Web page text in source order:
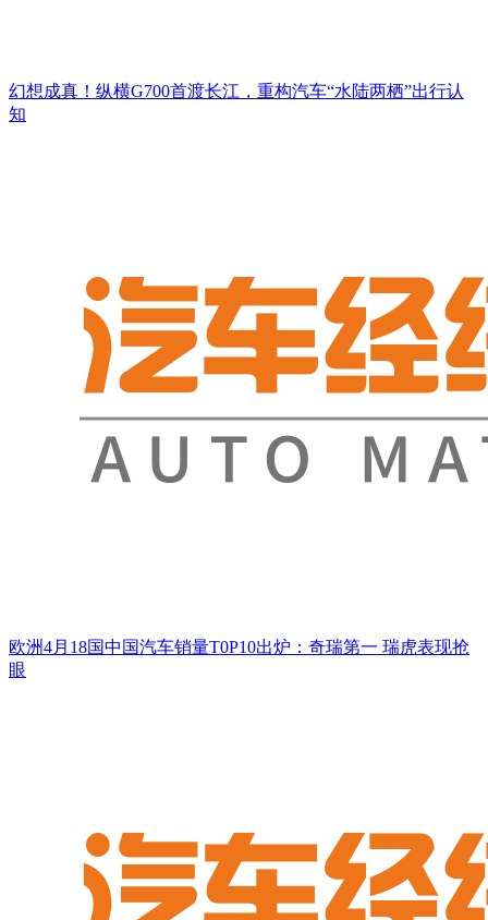
幻想成真！纵横G700首渡长江，重构汽车“水陆两栖”出行认
知
欧洲4月18国中国汽车销量T0P10出炉：奇瑞第一 瑞虎表现抢
眼